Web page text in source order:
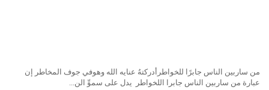
ساربين الناس جابرًا للخواطرأدركتهُ عنايه الله وهوفي جوف المخاطر إن
من ساربين الناس جابرا اللخواطر يدل على سموِّ الن...